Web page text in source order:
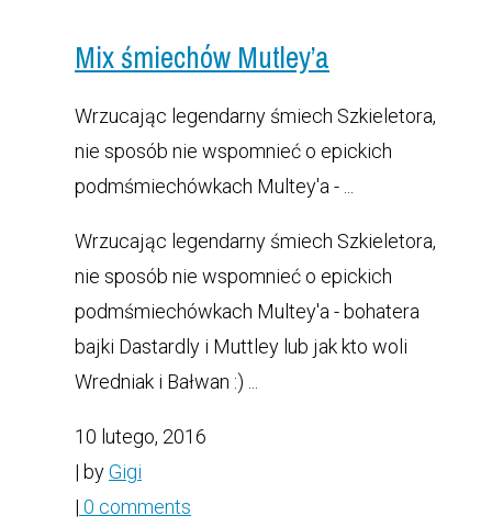
Mix śmiechów Mutley’a
Wrzucając legendarny śmiech Szkieletora,
nie sposób nie wspomnieć o epickich
podmśmiechówkach Multey'a - ...
Wrzucając legendarny śmiech Szkieletora,
nie sposób nie wspomnieć o epickich
podmśmiechówkach Multey'a - bohatera
bajki Dastardly i Muttley lub jak kto woli
Wredniak i Bałwan :) ...
10 lutego, 2016
| byGigi
| 0 comments